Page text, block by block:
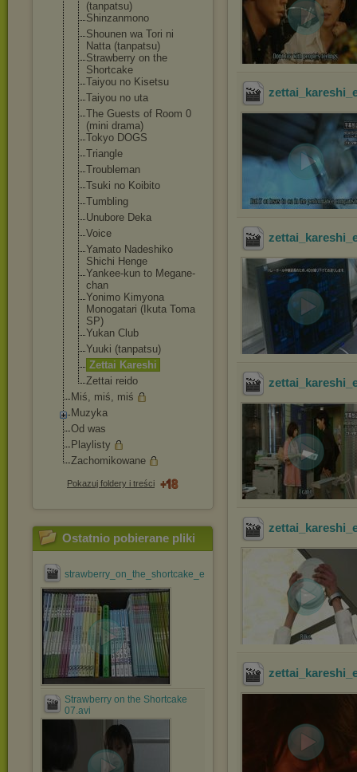
(tanpatsu)
Shinzanmono
Shounen wa Tori ni
Natta (tanpatsu)
Strawberry on the
Shortcake
Taiyou no Kisetsu
Taiyou no uta
The Guests of Room 0
(mini drama)
Tokyo DOGS
Triangle
Troubleman
Tsuki no Koibito
Tumbling
Unubore Deka
Voice
Yamato Nadeshiko
Shichi Henge
Yankee-kun to Megane-
chan
Yonimo Kimyona
Monogatari (Ikuta Toma
SP)
Yukan Club
Yuuki (tanpatsu)
Zettai Kareshi
Zettai reido
Miś, miś, miś
Muzyka
Od was
Playlisty
Zachomikowane
Pokazuj foldery i treści
Ostatnio pobierane pliki
strawberry_on_the_shortcake_ep_#01_[jdrama@efnet].avi
Strawberry on the Shortcake
07.avi